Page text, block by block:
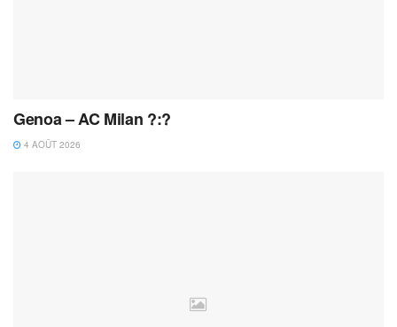
Genoa – AC Milan ?:?
4 AOÛT 2026